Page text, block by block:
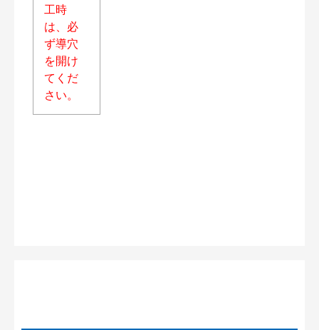
工時
は、必
ず導穴
を開け
てくだ
さい。